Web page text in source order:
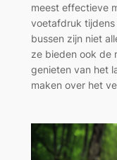
meest effectieve
voetafdruk tijdens
bussen zijn niet
ze bieden ook de
genieten van het
maken over het